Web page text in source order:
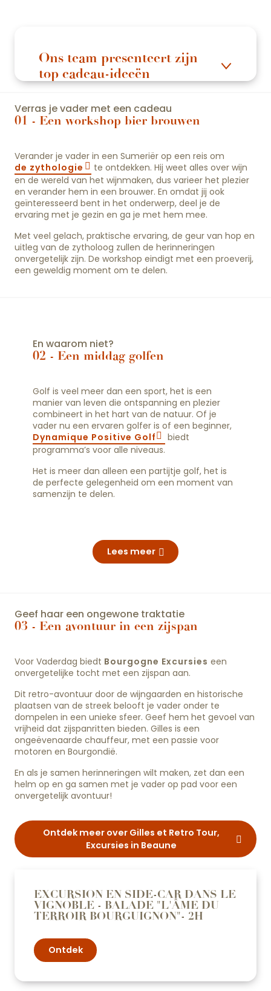
Ons team presenteert zijn
top cadeau-ideeën
Verras je vader met een cadeau
01 - Een workshop bier brouwen
Verander je vader in een Sumeriër op een reis om
de zythologie
te ontdekken. Hij weet alles over wijn
en de wereld van het wijnmaken, dus varieer het plezier
en verander hem in een brouwer. En omdat jij ook
geïnteresseerd bent in het onderwerp, deel je de
ervaring met je gezin en ga je met hem mee.
Met veel gelach, praktische ervaring, de geur van hop en
uitleg van de zytholoog zullen de herinneringen
onvergetelijk zijn. De workshop eindigt met een proeverij,
een geweldig moment om te delen.
En waarom niet?
02 - Een middag golfen
Golf is veel meer dan een sport, het is een
manier van leven die ontspanning en plezier
combineert in het hart van de natuur. Of je
vader nu een ervaren golfer is of een beginner,
Dynamique Positive Golf
biedt
programma’s voor alle niveaus.
Het is meer dan alleen een partijtje golf, het is
de perfecte gelegenheid om een moment van
samenzijn te delen.
Lees meer
Geef haar een ongewone traktatie
03 - Een avontuur in een zijspan
Voor Vaderdag biedt Bourgogne Excursies een
onvergetelijke tocht met een zijspan aan.
Dit retro-avontuur door de wijngaarden en historische
plaatsen van de streek belooft je vader onder te
dompelen in een unieke sfeer. Geef hem het gevoel van
vrijheid dat zijspanritten bieden. Gilles is een
ongeëvenaarde chauffeur, met een passie voor
motoren en Bourgondië.
En als je samen herinneringen wilt maken, zet dan een
helm op en ga samen met je vader op pad voor een
onvergetelijk avontuur!
Ontdek meer over Gilles et Retro Tour,
Excursies in Beaune
EXCURSION EN SIDE-CAR DANS LE
VIGNOBLE - BALADE "L'ÂME DU
TERROIR BOURGUIGNON"- 2H
Ontdek